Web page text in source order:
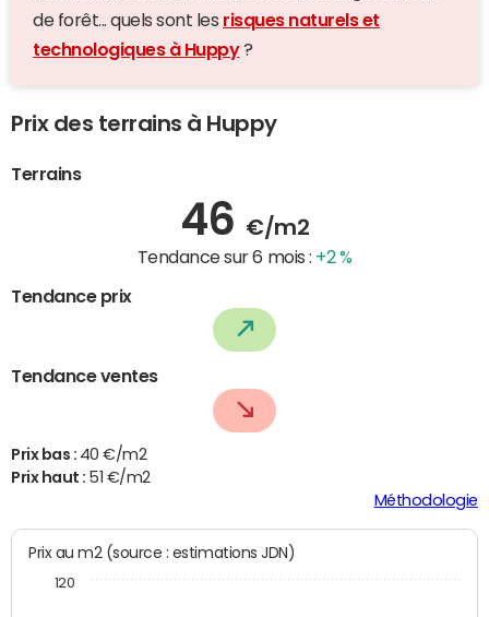
de forêt... quels sont les risques naturels et
technologiques à Huppy?
Prix des terrains à Huppy
Terrains
46 €/m2
Tendance sur 6 mois : +2 %
Tendance prix
Tendance ventes
Prix bas : 40 €/m2
Prix haut : 51 €/m2
Méthodologie
Prix au m2 (source : estimations JDN)
120